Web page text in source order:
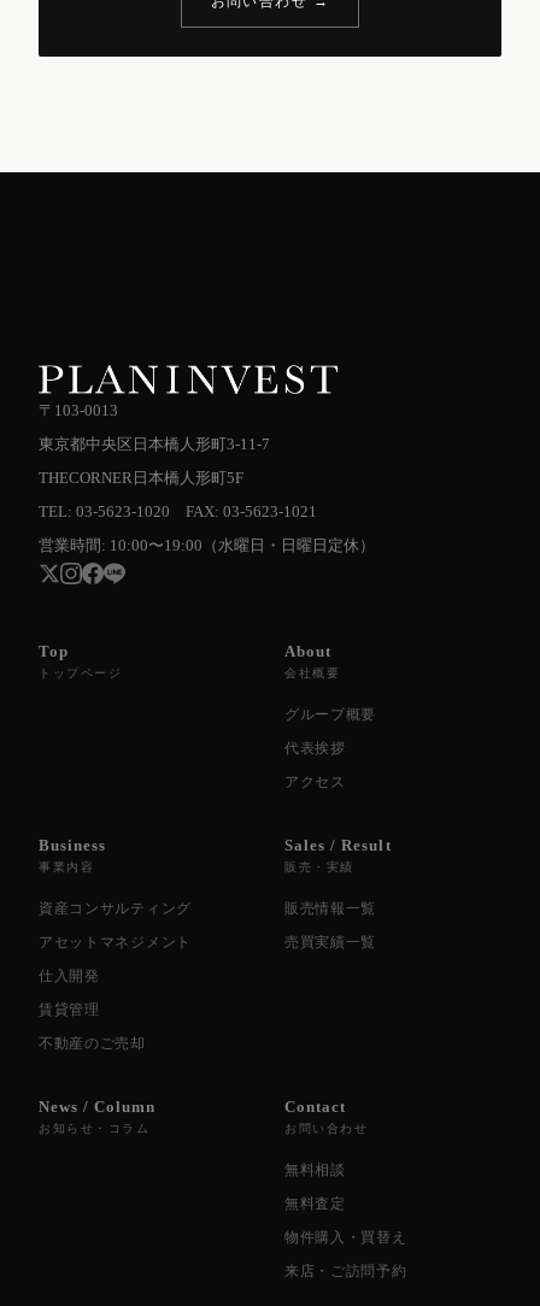
〒103-0013
東京都中央区日本橋人形町3-11-7
THECORNER日本橋人形町5F
TEL: 03-5623-1020 FAX: 03-5623-1021
営業時間: 10:00〜19:00（水曜日・日曜日定休）
Top
トップページ
About
会社概要
グループ概要
代表挨拶
アクセス
Business
事業内容
資産コンサルティング
アセットマネジメント
仕入開発
賃貸管理
不動産のご売却
Sales / Result
販売・実績
販売情報一覧
売買実績一覧
News / Column
お知らせ・コラム
Contact
お問い合わせ
無料相談
無料査定
物件購入・買替え
来店・ご訪問予約